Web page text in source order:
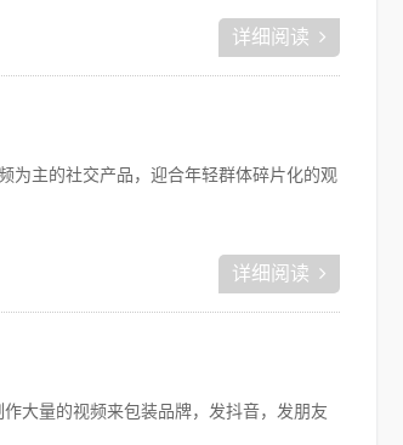
详细阅读
为主的社交产品，迎合年轻群体碎片化的观
详细阅读
大量的视频来包装品牌，发抖音，发朋友